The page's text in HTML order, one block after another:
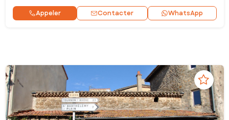
Appeler Contacter WhatsApp